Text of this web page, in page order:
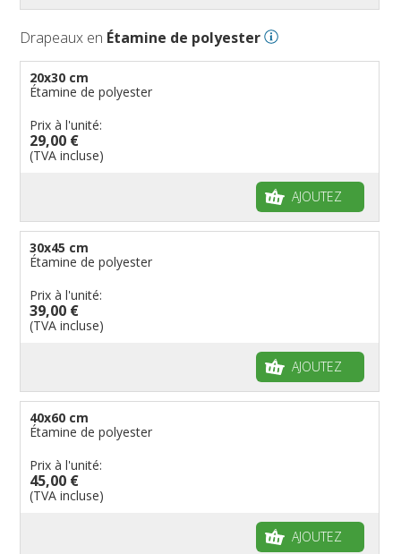
Drapeaux en Étamine de polyester
20x30 cm
Étamine de polyester
Prix à l'unité:
29,00 €
(TVA incluse)
AJOUTEZ
30x45 cm
Étamine de polyester
Prix à l'unité:
39,00 €
(TVA incluse)
AJOUTEZ
40x60 cm
Étamine de polyester
Prix à l'unité:
45,00 €
(TVA incluse)
AJOUTEZ